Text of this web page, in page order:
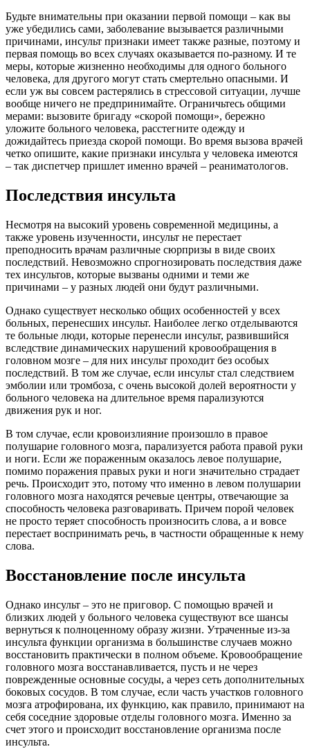
Будьте внимательны при оказании первой помощи – как вы
уже убедились сами, заболевание вызывается различными
причинами, инсульт признаки имеет также разные, поэтому и
первая помощь во всех случаях оказывается по-разному. И те
меры, которые жизненно необходимы для одного больного
человека, для другого могут стать смертельно опасными. И
если уж вы совсем растерялись в стрессовой ситуации, лучше
вообще ничего не предпринимайте. Ограничьтесь общими
мерами: вызовите бригаду «скорой помощи», бережно
уложите больного человека, расстегните одежду и
дожидайтесь приезда скорой помощи. Во время вызова врачей
четко опишите, какие признаки инсульта у человека имеются
– так диспетчер пришлет именно врачей – реаниматологов.
Последствия инсульта
Несмотря на высокий уровень современной медицины, а
также уровень изученности, инсульт не перестает
преподносить врачам различные сюрпризы в виде своих
последствий. Невозможно спрогнозировать последствия даже
тех инсультов, которые вызваны одними и теми же
причинами – у разных людей они будут различными.
Однако существует несколько общих особенностей у всех
больных, перенесших инсульт. Наиболее легко отделываются
те больные люди, которые перенесли инсульт, развившийся
вследствие динамических нарушений кровообращения в
головном мозге – для них инсульт проходит без особых
последствий. В том же случае, если инсульт стал следствием
эмболии или тромбоза, с очень высокой долей вероятности у
больного человека на длительное время парализуются
движения рук и ног.
В том случае, если кровоизлияние произошло в правое
полушарие головного мозга, парализуется работа правой руки
и ноги. Если же пораженным оказалось левое полушарие,
помимо поражения правых руки и ноги значительно страдает
речь. Происходит это, потому что именно в левом полушарии
головного мозга находятся речевые центры, отвечающие за
способность человека разговаривать. Причем порой человек
не просто теряет способность произносить слова, а и вовсе
перестает воспринимать речь, в частности обращенные к нему
слова.
Восстановление после инсульта
Однако инсульт – это не приговор. С помощью врачей и
близких людей у больного человека существуют все шансы
вернуться к полноценному образу жизни. Утраченные из-за
инсульта функции организма в большинстве случаев можно
восстановить практически в полном объеме. Кровообращение
головного мозга восстанавливается, пусть и не через
поврежденные основные сосуды, а через сеть дополнительных
боковых сосудов. В том случае, если часть участков головного
мозга атрофирована, их функцию, как правило, принимают на
себя соседние здоровые отделы головного мозга. Именно за
счет этого и происходит восстановление организма после
инсульта.